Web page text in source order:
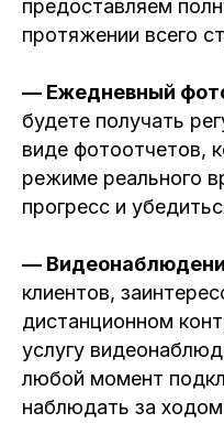
предоставляем
протяжении всего
— Ежедневный
будете получать
виде фотоотчетов,
режиме реального
прогресс и
—
клиентов,
дистанционном
услугу
любой момент
наблюдать за